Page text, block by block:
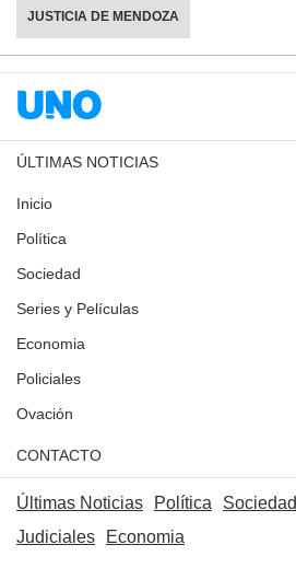
JUSTICIA DE MENDOZA
ÚLTIMAS NOTICIAS
Inicio
Política
Sociedad
Series y Películas
Economia
Policiales
Ovación
CONTACTO
Últimas Noticias Política Sociedad
Judiciales
Economia